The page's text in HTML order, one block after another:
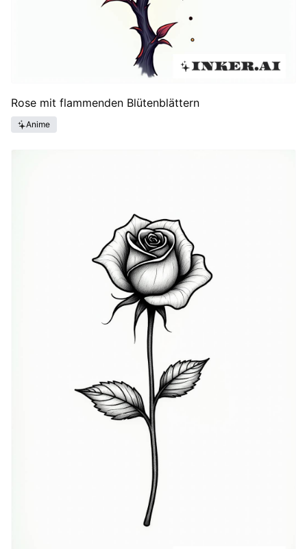
Rose mit flammenden Blütenblättern
Anime